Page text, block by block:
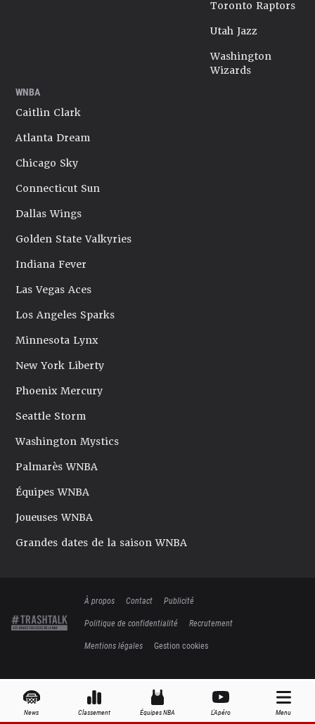
News Classement Équipes NBA L'Apéro Menu
Toronto Raptors
Utah Jazz
Washington
Wizards
WNBA
Caitlin Clark
Atlanta Dream
Chicago Sky
Connecticut Sun
Dallas Wings
Golden State Valkyries
Indiana Fever
Las Vegas Aces
Los Angeles Sparks
Minnesota Lynx
New York Liberty
Phoenix Mercury
Seattle Storm
Washington Mystics
Palmarès WNBA
Équipes WNBA
Joueuses WNBA
Grandes dates de la saison WNBA
À propos Contact
Publicité
Politique de confidentialité
Recrutement
Mentions légales
Gestion cookies